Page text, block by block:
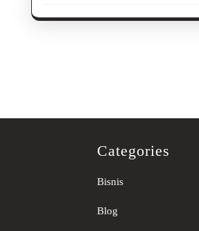
Categories
Bisnis
Blog